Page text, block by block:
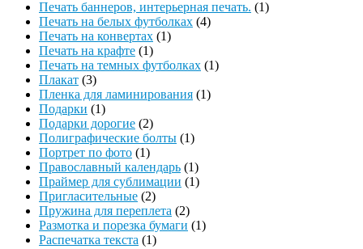
Печать баннеров, интерьерная печать. (1)
Печать на белых футболках (4)
Печать на конвертах (1)
Печать на крафте (1)
Печать на темных футболках (1)
Плакат (3)
Пленка для ламинирования (1)
Подарки (1)
Подарки дорогие (2)
Полиграфические болты (1)
Портрет по фото (1)
Православный календарь (1)
Праймер для сублимации (1)
Пригласительные (2)
Пружина для переплета (2)
Размотка и порезка бумаги (1)
Распечатка текста (1)